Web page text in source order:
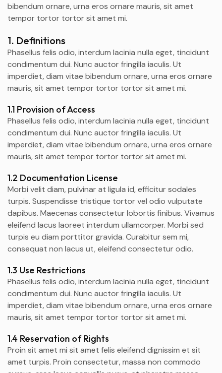
bibendum ornare, urna eros ornare mauris, sit amet
tempor tortor tortor sit amet mi.
1. Definitions
Phasellus felis odio, interdum lacinia nulla eget, tincidunt
condimentum dui. Nunc auctor fringilla iaculis. Ut
imperdiet, diam vitae bibendum ornare, urna eros ornare
mauris, sit amet tempor tortor tortor sit amet mi.
1.1 Provision of Access
Phasellus felis odio, interdum lacinia nulla eget, tincidunt
condimentum dui. Nunc auctor fringilla iaculis. Ut
imperdiet, diam vitae bibendum ornare, urna eros ornare
mauris, sit amet tempor tortor tortor sit amet mi.
1.2 Documentation License
Morbi velit diam, pulvinar at ligula id, efficitur sodales
turpis. Suspendisse tristique tortor vel odio vulputate
dapibus. Maecenas consectetur lobortis finibus. Vivamus
eleifend lacus laoreet interdum ullamcorper. Morbi sed
turpis eu diam porttitor gravida. Curabitur sem mi,
consequat non lacus ut, eleifend consectetur odio.
1.3 Use Restrictions
Phasellus felis odio, interdum lacinia nulla eget, tincidunt
condimentum dui. Nunc auctor fringilla iaculis. Ut
imperdiet, diam vitae bibendum ornare, urna eros ornare
mauris, sit amet tempor tortor tortor sit amet mi.
1.4 Reservation of Rights
Proin sit amet mi sit amet felis eleifend dignissim et sit
amet turpis. Proin consectetur, massa non commodo